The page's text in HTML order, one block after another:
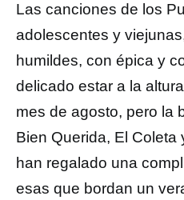
Las canciones de los
adolescentes y
humildes, con épica y
delicado estar a la
mes de agosto, pero la
Bien Querida, El Coleta
han regalado una
esas que bordan un